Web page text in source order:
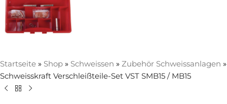
Startseite » Shop » Schweissen » Zubehör Schweissanlagen »
Schweisskraft Verschleißteile-Set VST SMB15 / MB15